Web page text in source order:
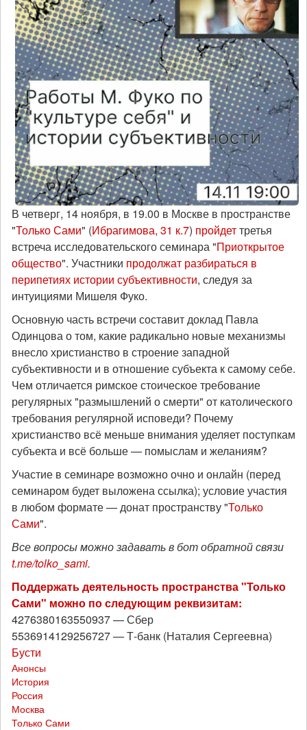
В четверг, 14 ноября, в 19.00 в Москве в пространстве
"Только Сами" (Ибрагимова, 31 к.7) пройдеттретья
встреча исследовательского семинара "Приоткрытое
общество". Участники продолжат разбираться в
перипетиях истории субъективности, следуя за
интуициями Мишеля Фуко.
Основную часть встречи составит доклад Павла
Одинцова о том, какие радикально новые механизмы
внесло христианство в строение западной
субъективности и в отношение субъекта к самому себе.
Чем отличается римское стоическое требование
регулярных "размышлений о смерти" от католического
требования регулярной исповеди? Почему
христианство всё меньше внимания уделяет поступкам
субъекта и всё больше — помыслам и желаниям?
Участие в семинаре возможно очно и онлайн (перед
семинаром будет выложена ссылка); условие участия
в любом формате — донат пространству "Только
Сами".
Все вопросы можно задавать в бот обратной связи
t.me/tolko_sami.
Поддержать деятельность пространства "Только
Сами" можно по следующим реквизитам:
4276380163550937 — Сбер
5536914129256727 — Т-банк (Наталия Сергеевна)
Бусти
Анонсы
История
Россия
Москва
Только Сами